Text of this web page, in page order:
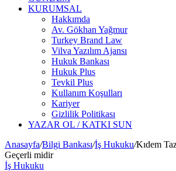
KURUMSAL
Hakkımda
Av. Gökhan Yağmur
Turkey Brand Law
Vilva Yazılım Ajansı
Hukuk Bankası
Hukuk Plus
Tevkil Plus
Kullanım Koşulları
Kariyer
Gizlilik Politikası
YAZAR OL / KATKI SUN
Anasayfa/Bilgi Bankası/İş Hukuku/Kıdem
Geçerli midir
İş Hukuku